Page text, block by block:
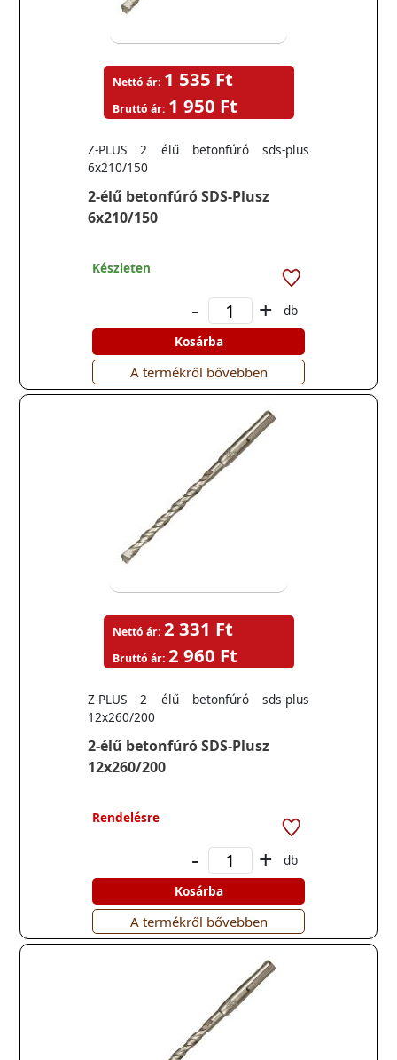
2-élű betonfúró SDS-Plusz
6x210/150
Z-PLUS 2 élű betonfúró sds-plus
6x210/150
Nettó ár: 1 535 Ft
Bruttó ár: 1 950 Ft
Készleten
- +
db
Kosárba
A termékről bővebben
2-élű betonfúró SDS-Plusz
12x260/200
Z-PLUS 2 élű betonfúró sds-plus
12x260/200
Nettó ár: 2 331 Ft
Bruttó ár: 2 960 Ft
Rendelésre
- +
db
Kosárba
A termékről bővebben